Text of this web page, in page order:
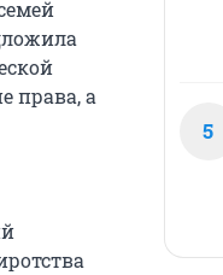
права, а
5